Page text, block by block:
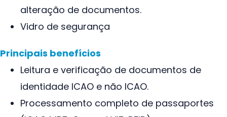
alteração de documentos.
Vidro de segurança
Principais benefícios
Leitura e verificação de documentos de
identidade ICAO e não ICAO.
Processamento completo de passaportes